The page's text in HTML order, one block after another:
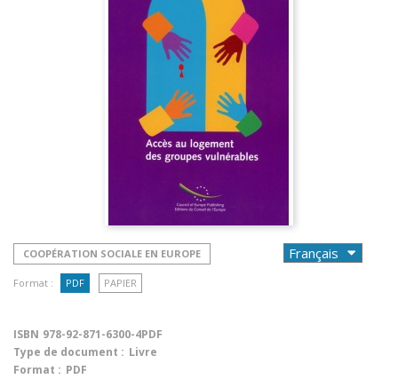
COOPÉRATION SOCIALE EN EUROPE
Format : PDF PAPIER
ISBN 978-92-871-6300-4PDF
Type de document : Livre
Format : PDF